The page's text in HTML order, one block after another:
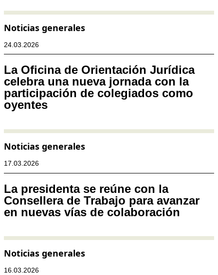
Noticias generales
24.03.2026
La Oficina de Orientación Jurídica
celebra una nueva jornada con la
participación de colegiados como
oyentes
Noticias generales
17.03.2026
La presidenta se reúne con la
Consellera de Trabajo para avanzar
en nuevas vías de colaboración
Noticias generales
16.03.2026